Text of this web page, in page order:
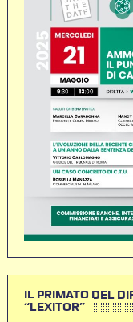
IL PRIMATO DEL
“LEXITOR”